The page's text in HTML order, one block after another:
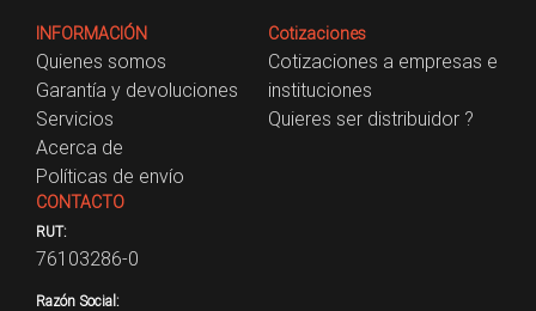
INFORMACIÓN
Quienes somos
Garantía y devoluciones
Servicios
Acerca de
Políticas de envío
Cotizaciones
Cotizaciones a empresas e
instituciones
Quieres ser distribuidor ?
CONTACTO
RUT:
76103286-0
Razón Social: